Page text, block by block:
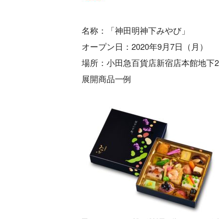
名称：「神田明神下みやび」
オープン日：2020年9月7日（月）
場所：小田急百貨店新宿店本館地下
展開商品一例